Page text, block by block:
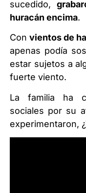
sucedido,
huracán encima.
Con vientos de
apenas podía
estar sujetos a
fuerte viento.
La familia ha
sociales por su
experimentaron,